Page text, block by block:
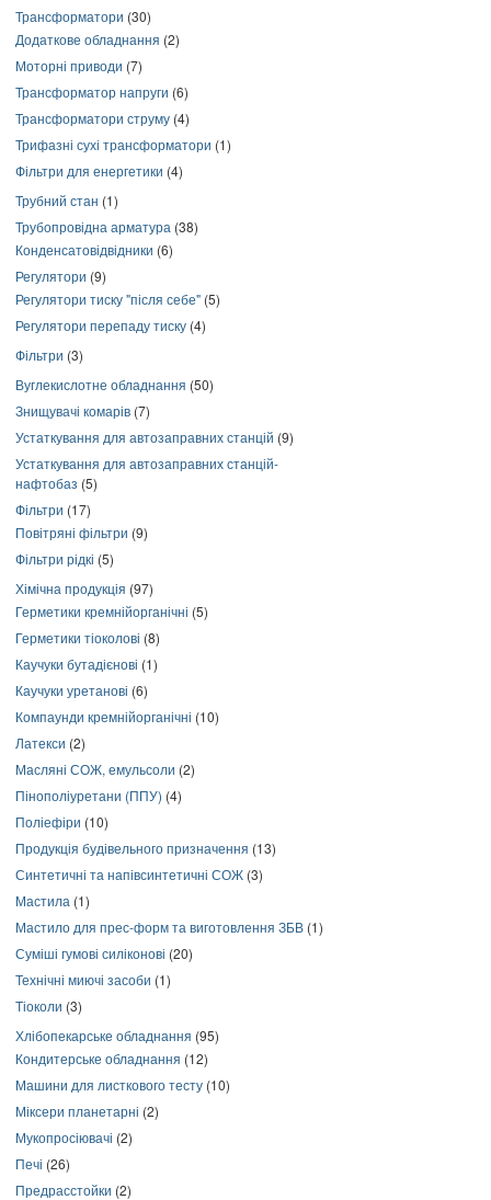
Трансформатори (30)
Додаткове обладнання (2)
Моторні приводи (7)
Трансформатор напруги (6)
Трансформатори струму (4)
Трифазні сухі трансформатори (1)
Фільтри для енергетики (4)
Трубний стан (1)
Трубопровідна арматура (38)
Конденсатовідвідники (6)
Регулятори (9)
Регулятори тиску "після себе" (5)
Регулятори перепаду тиску (4)
Фільтри (3)
Вуглекислотне обладнання (50)
Знищувачі комарів (7)
Устаткування для автозаправних станцій (9)
Устаткування для автозаправних станцій-
нафтобаз (5)
Фільтри (17)
Повітряні фільтри (9)
Фільтри рідкі (5)
Хімічна продукція (97)
Герметики кремнійорганічні (5)
Герметики тіоколові (8)
Каучуки бутадієнові (1)
Каучуки уретанові (6)
Компаунди кремнійорганічні (10)
Латекси (2)
Масляні СОЖ, емульсоли (2)
Пінополіуретани (ППУ) (4)
Поліефіри (10)
Продукція будівельного призначення (13)
Синтетичні та напівсинтетичні СОЖ (3)
Мастила (1)
Мастило для прес-форм та виготовлення ЗБВ (1)
Суміші гумові силіконові (20)
Технічні миючі засоби (1)
Тіоколи (3)
Хлібопекарське обладнання (95)
Кондитерське обладнання (12)
Машини для листкового тесту (10)
Міксери планетарні (2)
Мукопросіювачі (2)
Печі (26)
Предрасстойки (2)